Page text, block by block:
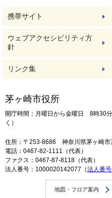
携帯サイト
ウェブアクセシビリティ方
針
リンク集
茅ヶ崎市役所
開庁時間：月曜日から金曜日 8時30
く）
住所：〒253-8686 神奈川県茅ヶ崎市
電話：0467-82-1111（代表）
ファクス：0467-87-8118（代表）
法人番号：1000020142077（法人番
地図・フロア案内